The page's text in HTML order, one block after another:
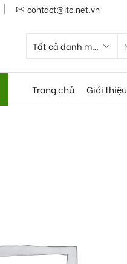
contact@itc.net.vn
Trang chủ Giới thiệu